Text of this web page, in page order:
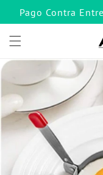
directamente
al contenido
Pago Contra
Ir
directamente
información
del producto